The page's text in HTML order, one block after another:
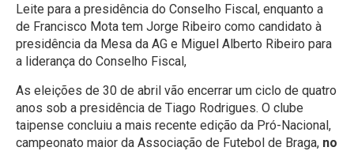
Leite para a presidência do Conselho Fiscal, enquanto a
de Francisco Mota tem Jorge Ribeiro como candidato à
presidência da Mesa da AG e Miguel Alberto Ribeiro para
a liderança do Conselho Fiscal,
As eleições de 30 de abril vão encerrar um ciclo de quatro
anos sob a presidência de Tiago Rodrigues. O clube
taipense concluiu a mais recente edição da Pró-Nacional,
campeonato maior da Associação de Futebol de Braga, no